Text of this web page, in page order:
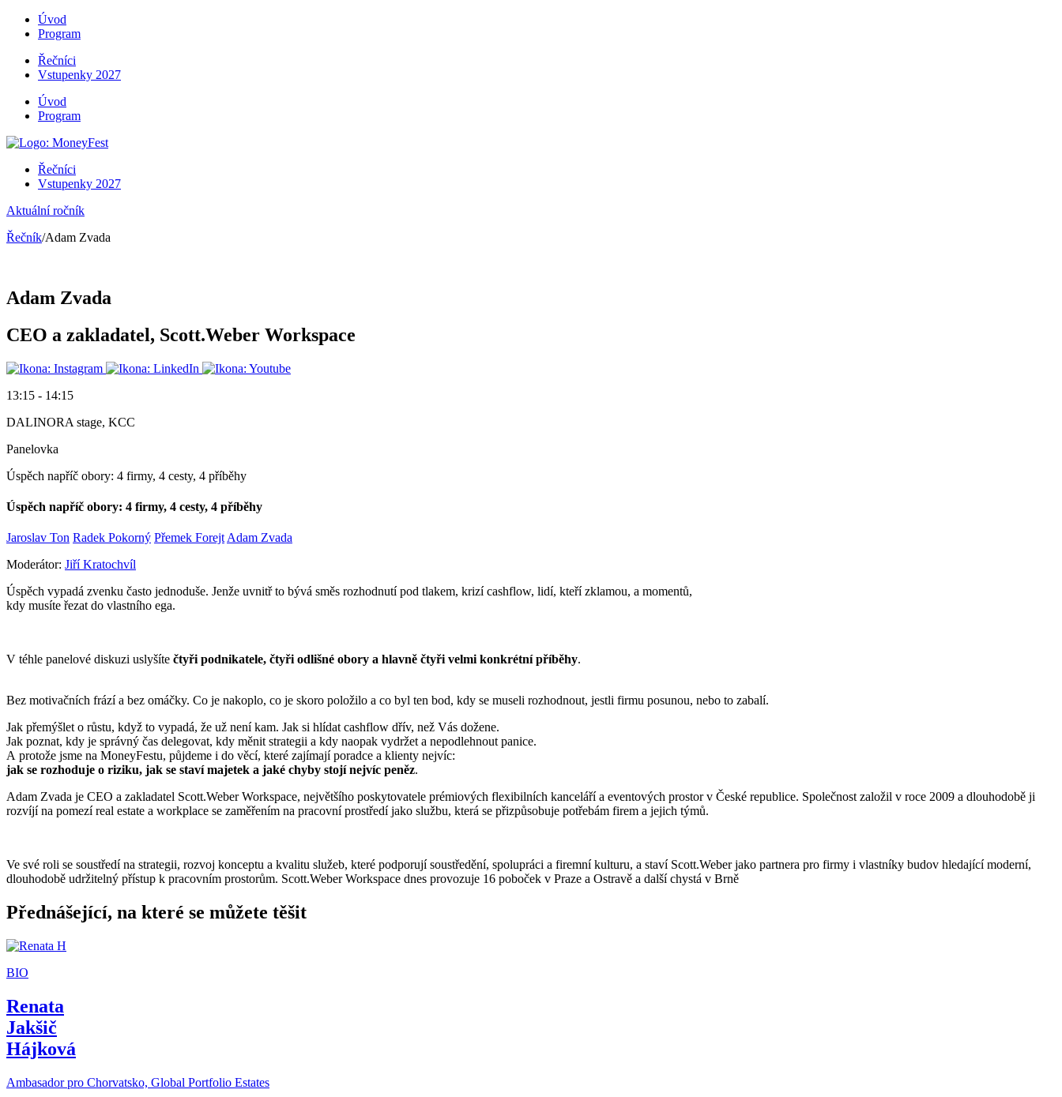
Úvod
Program
Řečníci
Vstupenky 2027
Úvod
Program
Řečníci
Vstupenky 2027
Aktuální ročník
Řečník/Adam Zvada
Adam Zvada
CEO a zakladatel, Scott.Weber Workspace
13:15 - 14:15
DALINORA stage, KCC
Panelovka
Úspěch napříč obory: 4 firmy, 4 cesty, 4 příběhy
Úspěch napříč obory: 4 firmy, 4 cesty, 4 příběhy
Jaroslav Ton Radek Pokorný Přemek Forejt Adam Zvada
Moderátor: Jiří Kratochvíl
Úspěch vypadá zvenku často jednoduše. Jenže uvnitř to bývá směs rozhodnutí pod tlakem, krizí cashflow, lidí, kteří zklamou, a momentů,
kdy musíte řezat do vlastního ega.
V téhle panelové diskuzi uslyšíte čtyři podnikatele, čtyři odlišné obory a hlavně čtyři velmi konkrétní příběhy.
Bez motivačních frází a bez omáčky. Co je nakoplo, co je skoro položilo a co byl ten bod, kdy se museli rozhodnout, jestli firmu posunou, nebo to zabalí.
Jak přemýšlet o růstu, když to vypadá, že už není kam. Jak si hlídat cashflow dřív, než Vás dožene.
Jak poznat, kdy je správný čas delegovat, kdy měnit strategii a kdy naopak vydržet a nepodlehnout panice.
A protože jsme na MoneyFestu, půjdeme i do věcí, které zajímají poradce a klienty nejvíc:
jak se rozhoduje o riziku, jak se staví majetek a jaké chyby stojí nejvíc peněz.
Adam Zvada je CEO a zakladatel Scott.Weber Workspace, největšího poskytovatele prémiových flexibilních kanceláří a eventových prostor v České republice. Společnost založil v roce 2009 a dlouhodobě ji
rozvíjí na pomezí real estate a workplace se zaměřením na pracovní prostředí jako službu, která se přizpůsobuje potřebám firem a jejich týmů.
Ve své roli se soustředí na strategii, rozvoj konceptu a kvalitu služeb, které podporují soustředění, spolupráci a firemní kulturu, a staví Scott.Weber jako partnera pro firmy i vlastníky budov hledající moderní,
dlouhodobě udržitelný přístup k pracovním prostorům. Scott.Weber Workspace dnes provozuje 16 poboček v Praze a Ostravě a další chystá v Brně
Přednášející, na které se můžete těšit
BIO
Renata
Jakšič
Hájková
Ambasador pro Chorvatsko, Global Portfolio Estates